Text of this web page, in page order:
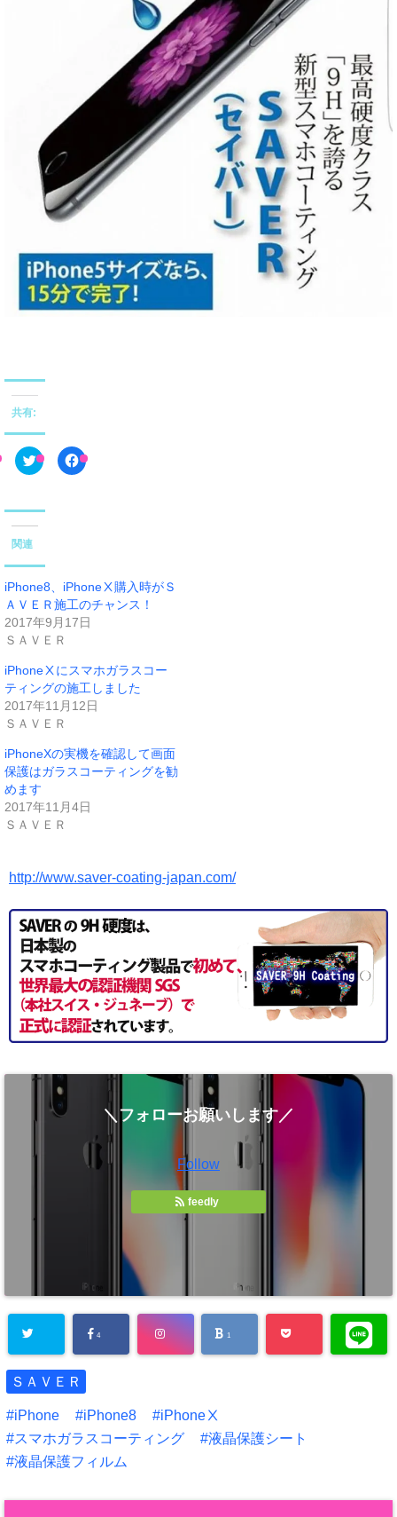
共有:
ク
リ
て
T
t
r
で
共
有
(
新
し
ウ
ィ
ン
ド
ウ
で
き
ま
す
)
F
a
る
に
は
ク
リ
て
く
だ
さ
い
し
い
ウ
ィ
ド
ウ
)
関連
iPhone8、iPhoneⅩ購入時がＳ
ＡＶＥＲ施工のチャンス！
2017年9月17日
ＳＡＶＥＲ
iPhoneⅩにスマホガラスコー
ティングの施工しました
2017年11月12日
ＳＡＶＥＲ
iPhoneXの実機を確認して画面
保護はガラスコーティングを勧
めます
2017年11月4日
ＳＡＶＥＲ
http://www.saver-coating-japan.com/
＼フォローお願いします／
Follow
feedly
4 1
ＳＡＶＥＲ
iPhone iPhone8
iPhoneⅩ
スマホガラスコーティング
液晶保護シート
液晶保護フィルム